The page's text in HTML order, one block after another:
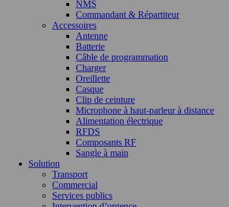
NMS
Commandant & Répartiteur
Accessoires
Antenne
Batterie
Câble de programmation
Charger
Oreillette
Casque
Clip de ceinture
Microphone à haut-parleur à distance
Alimentation électrique
RFDS
Composants RF
Sangle à main
Solution
Transport
Commercial
Services publics